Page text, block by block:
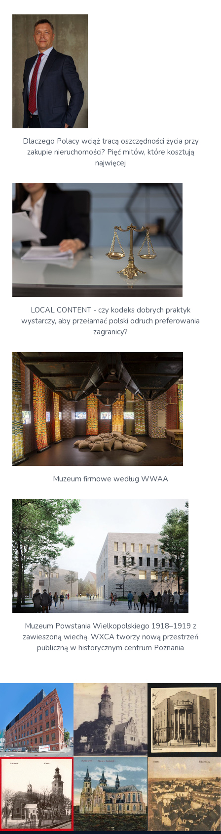
Dlaczego Polacy wciąż tracą oszczędności życia przy
zakupie nieruchomości? Pięć mitów, które kosztują
najwięcej
LOCAL CONTENT - czy kodeks dobrych praktyk
wystarczy, aby przełamać polski odruch preferowania
zagranicy?
Muzeum firmowe według WWAA
Muzeum Powstania Wielkopolskiego 1918–1919 z
zawieszoną wiechą. WXCA tworzy nową przestrzeń
publiczną w historycznym centrum Poznania